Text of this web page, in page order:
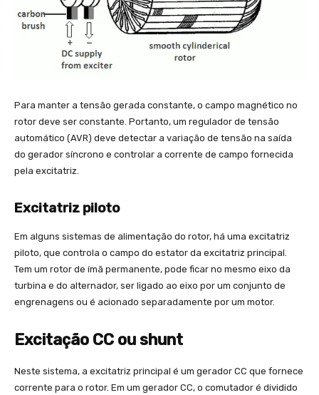
Para manter a tensão gerada constante, o campo magnético no
rotor deve ser constante. Portanto, um regulador de tensão
automático (AVR) deve detectar a variação de tensão na saída
do gerador síncrono e controlar a corrente de campo fornecida
pela excitatriz.
Excitatriz piloto
Em alguns sistemas de alimentação do rotor, há uma excitatriz
piloto, que controla o campo do estator da excitatriz principal.
Tem um rotor de ímã permanente, pode ficar no mesmo eixo da
turbina e do alternador, ser ligado ao eixo por um conjunto de
engrenagens ou é acionado separadamente por um motor.
Excitação CC ou shunt
Neste sistema, a excitatriz principal é um gerador CC que fornece
corrente para o rotor. Em um gerador CC, o comutador é dividido